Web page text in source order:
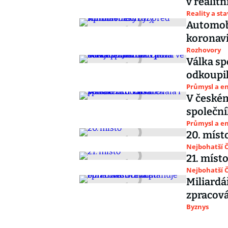
Reality a
Rozhovory
Válka
Průmysl a
V
Průmysl a
20.
Nejbohatší
21. místo
Nejbohatší
Byznys